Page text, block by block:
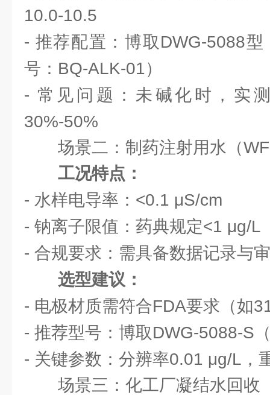
10.0-10.5
- 推荐配置：博取DWG-5088
号：BQ-ALK-01）
- 常见问题：未碱化时，实
30%-50%
场景二：制药注射用水（
工况特点：
- 水样电导率：<0.1 μS/cm
- 钠离子限值：药典规定<1 μg/L
- 合规要求：需具备数据记录与
选型建议：
- 电极材质需符合FDA要求（如
- 推荐型号：博取DWG-5088-S
- 关键参数：分辨率0.01 μg/L，
场景三：化工厂凝结水回收